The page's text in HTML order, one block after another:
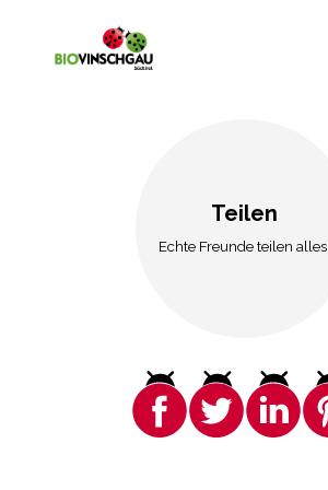
Teilen
Echte Freunde teilen alles.